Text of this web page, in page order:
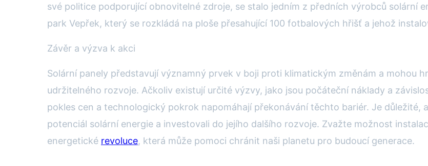
své politice podporující obnovitelné zdroje, se stalo jedním z předních výrobců solární
park Vepřek, který se rozkládá na ploše přesahující 100 fotbalových hřišť a jehož
Závěr a výzva k akci
Solární panely představují významný prvek v boji proti klimatickým změnám a mohou
udržitelného rozvoje. Ačkoliv existují určité výzvy, jako jsou počáteční náklady a
pokles cen a technologický pokrok napomáhají překonávání těchto bariér. Je důležité,
potenciál solární energie a investovali do jejího dalšího rozvoje. Zvažte možnost
energetické revoluce, která může pomoci chránit naši planetu pro budoucí generace.